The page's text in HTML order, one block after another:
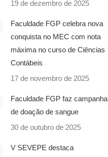
19 de dezembro de 2025
Faculdade FGP celebra nova
conquista no MEC com nota
máxima no curso de Ciências
Contábeis
17 de novembro de 2025
Faculdade FGP faz campanha
de doação de sangue
30 de outubro de 2025
V SEVEPE destaca